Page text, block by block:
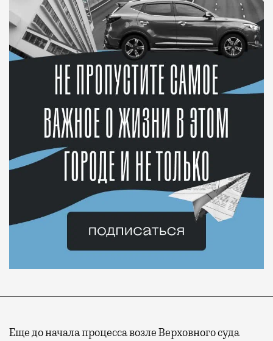
Еще до начала процесса возле Верховного суда